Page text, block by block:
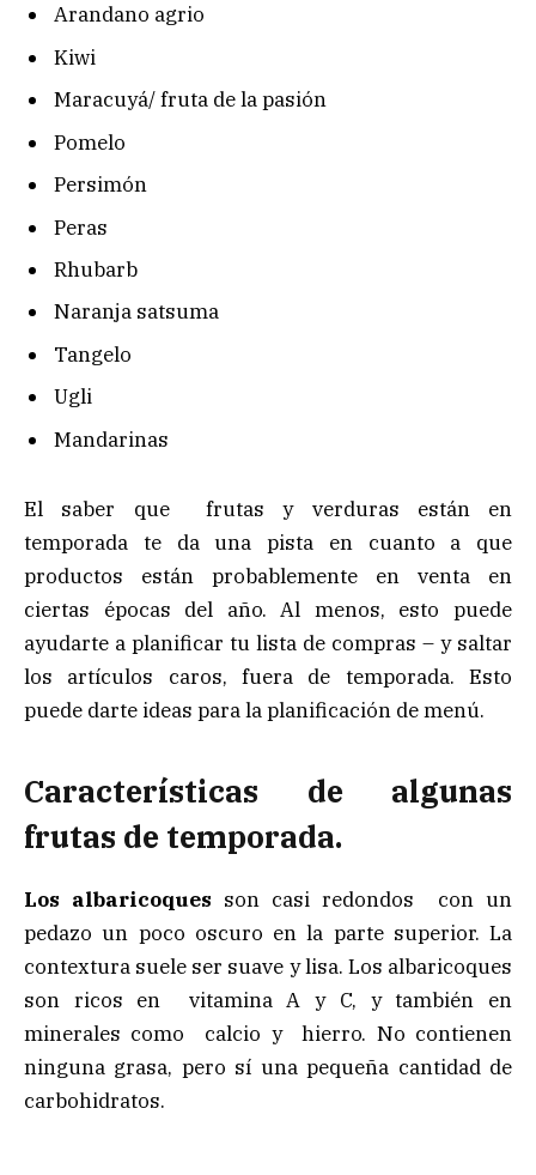
Arandano agrio
Kiwi
Maracuyá/ fruta de la pasión
Pomelo
Persimón
Peras
Rhubarb
Naranja satsuma
Tangelo
Ugli
Mandarinas
El saber que frutas y verduras están en
temporada te da una pista en cuanto a que
productos están probablemente en venta en
ciertas épocas del año. Al menos, esto puede
ayudarte a planificar tu lista de compras – y saltar
los artículos caros, fuera de temporada. Esto
puede darte ideas para la planificación de menú.
Características de algunas
frutas de temporada.
Los albaricoques son casi redondos con un
pedazo un poco oscuro en la parte superior. La
contextura suele ser suave y lisa. Los albaricoques
son ricos en vitamina A y C, y también en
minerales como calcio y hierro. No contienen
ninguna grasa, pero sí una pequeña cantidad de
carbohidratos.